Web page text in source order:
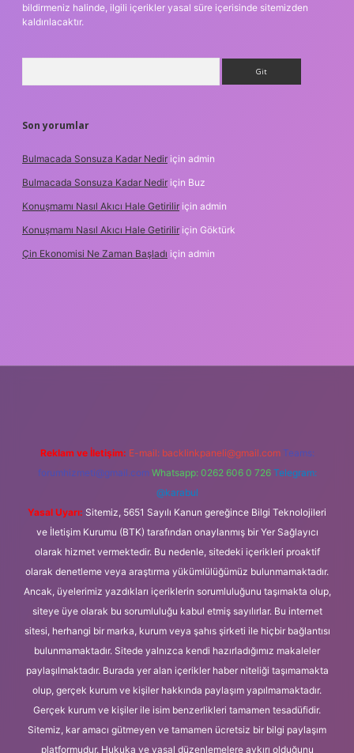
bildirmeniz halinde, ilgili içerikler yasal süre içerisinde sitemizden
kaldırılacaktır.
Son yorumlar
Bulmacada Sonsuza Kadar Nedir için admin
Bulmacada Sonsuza Kadar Nedir için Buz
Konuşmamı Nasıl Akıcı Hale Getirilir için admin
Konuşmamı Nasıl Akıcı Hale Getirilir için Göktürk
Çin Ekonomisi Ne Zaman Başladı için admin
Reklam ve İletişim: E-mail: backlinkpaneli@gmail.com Teams:
forumhizmeti@gmail.com Whatsapp: 0262 606 0 726 Telegram:
@karabul
Yasal Uyarı: Sitemiz, 5651 Sayılı Kanun gereğince Bilgi Teknolojileri
ve İletişim Kurumu (BTK) tarafından onaylanmış bir Yer Sağlayıcı
olarak hizmet vermektedir. Bu nedenle, sitedeki içerikleri proaktif
olarak denetleme veya araştırma yükümlülüğümüz bulunmamaktadır.
Ancak, üyelerimiz yazdıkları içeriklerin sorumluluğunu taşımakta olup,
siteye üye olarak bu sorumluluğu kabul etmiş sayılırlar. Bu internet
sitesi, herhangi bir marka, kurum veya şahıs şirketi ile hiçbir bağlantısı
bulunmamaktadır. Sitede yalnızca kendi hazırladığımız makaleler
paylaşılmaktadır. Burada yer alan içerikler haber niteliği taşımamakta
olup, gerçek kurum ve kişiler hakkında paylaşım yapılmamaktadır.
Gerçek kurum ve kişiler ile isim benzerlikleri tamamen tesadüfidir.
Sitemiz, kar amacı gütmeyen ve tamamen ücretsiz bir bilgi paylaşım
platformudur. Hukuka ve yasal düzenlemelere aykırı olduğunu